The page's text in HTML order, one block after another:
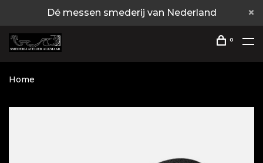
Dé messen smederij van Nederland
0
Home